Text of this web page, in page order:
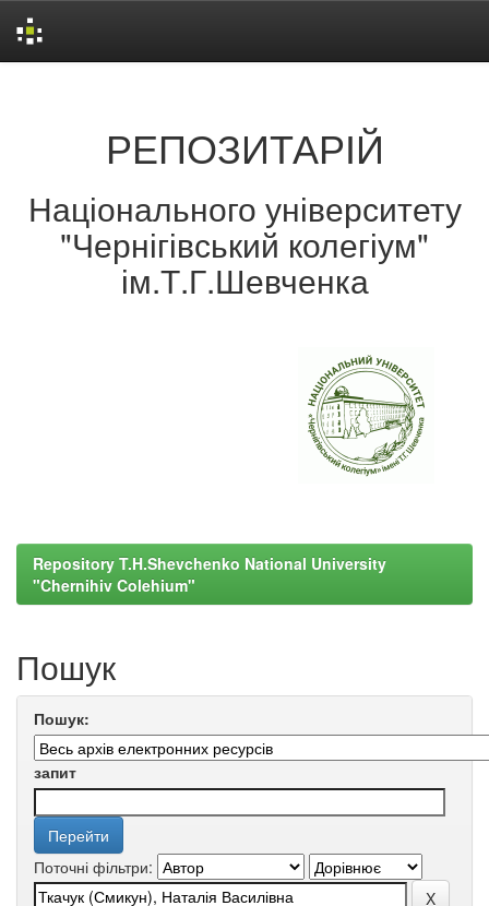
РЕПОЗИТАРІЙ
Національного університету
"Чернігівський колегіум"
ім.Т.Г.Шевченка
Repository T.H.Shevchenko National University
"Chernihiv Colehium"
Пошук
Пошук:
запит
Поточні фільтри: